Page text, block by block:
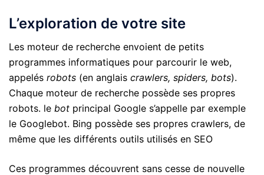
L’exploration de votre site
Les moteur de recherche envoient de petits
programmes informatiques pour parcourir le web,
appelés robots (en anglais crawlers, spiders, bots).
Chaque moteur de recherche possède ses propres
robots. le bot principal Google s’appelle par exemple
le Googlebot. Bing possède ses propres crawlers, de
même que les différents outils utilisés en SEO
Ces programmes découvrent sans cesse de nouvelle